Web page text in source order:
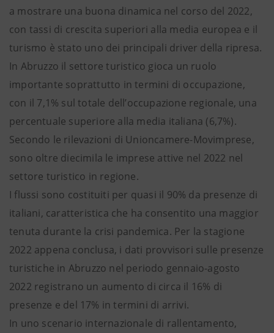
a mostrare una buona dinamica nel corso del 2022,
con tassi di crescita superiori alla media europea e il
turismo è stato uno dei principali driver della ripresa.
In Abruzzo il settore turistico gioca un ruolo
importante soprattutto in termini di occupazione,
con il 7,1% sul totale dell’occupazione regionale, una
percentuale superiore alla media italiana (6,7%).
Secondo le rilevazioni di Unioncamere-Movimprese,
sono oltre diecimila le imprese attive nel 2022 nel
settore turistico in regione.
I flussi sono costituiti per quasi il 90% da presenze di
italiani, caratteristica che ha consentito una maggior
tenuta durante la crisi pandemica. Per la stagione
2022 appena conclusa, i dati provvisori sulle presenze
turistiche in Abruzzo nel periodo gennaio-agosto
2022 registrano un aumento di circa il 16% di
presenze e del 17% in termini di arrivi.
In uno scenario internazionale di rallentamento,